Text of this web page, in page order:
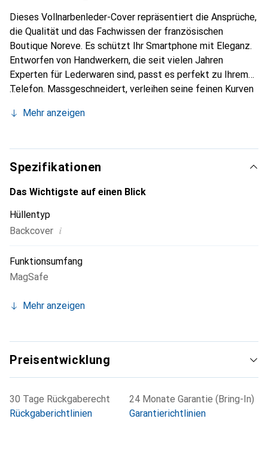
Dieses Vollnarbenleder-Cover repräsentiert die Ansprüche,
die Qualität und das Fachwissen der französischen
Boutique Noreve. Es schützt Ihr Smartphone mit Eleganz.
Entworfen von Handwerkern, die seit vielen Jahren
Experten für Lederwaren sind, passt es perfekt zu Ihrem
Telefon. Massgeschneidert, verleihen seine feinen Kurven
unverzichtbaren Accessoire für Ihr Smartphone.
die Marke Noreve eine sichere Wahl für eine
anspruchsvolle Kundschaft.
Mehr anzeigen
Spezifikationen
Das Wichtigste auf einen Blick
Hüllentyp
Backcover i
Funktionsumfang
MagSafe
Mehr anzeigen
Preisentwicklung
30 Tage Rückgaberecht
Rückgaberichtlinien
24 Monate Garantie (Bring-In)
Garantierichtlinien